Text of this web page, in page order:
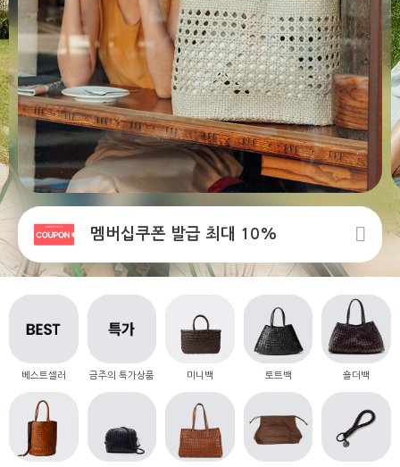
멤버십쿠폰 발급 최대 10%
베스트셀러 금주의 특가상품 미니백 토트백 숄더백